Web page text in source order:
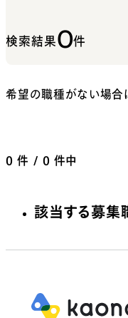
検索結果0件
希望の職種がない場合
0 件 / 0 件中
該当する募集